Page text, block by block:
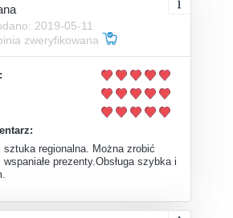
2019-05-11
zweryfikowana
regionalna. Można zrobić
prezenty.Obsługa szybka i